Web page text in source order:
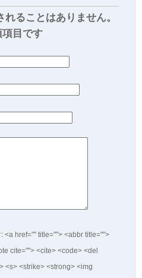
ることはありません。
目です
<a href="" title=""> <abbr title="">
cite=""> <cite> <code> <del
<s> <strike> <strong> <img